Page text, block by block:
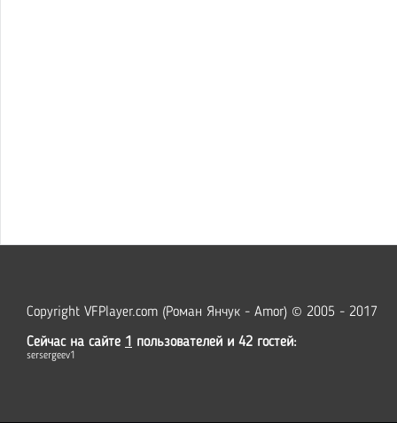
Copyright VFPlayer.com (Роман Янчук - Amor) © 2005 - 2017
Сейчас на сайте 1 пользователей и 42 гостей:
sersergeev1